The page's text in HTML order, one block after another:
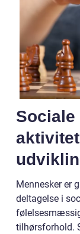
Mennesker er
deltagelse i
tilhørsforhold.